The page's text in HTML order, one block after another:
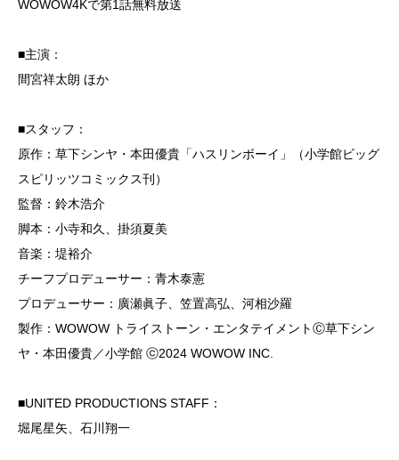
WOWOW4Kで第1話無料放送
■主演：
間宮祥太朗 ほか
■スタッフ：
原作：草下シンヤ・本田優貴「ハスリンボーイ」（小学館ビッグ
スピリッツコミックス刊）
監督：鈴木浩介
脚本：小寺和久、掛須夏美
音楽：堤裕介
チーフプロデューサー：青木泰憲
プロデューサー：廣瀬眞子、笠置高弘、河相沙羅
製作：WOWOW トライストーン・エンタテイメントⒸ草下シン
ヤ・本田優貴／小学館 ⓒ2024 WOWOW INC.
■UNITED PRODUCTIONS STAFF：
堀尾星矢、石川翔一